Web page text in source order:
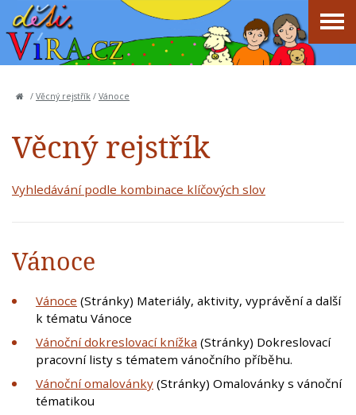
/ Věcný rejstřík / Vánoce
Věcný rejstřík
Vyhledávání podle kombinace klíčových slov
Vánoce
Vánoce (Stránky) Materiály, aktivity, vyprávění a další
k tématu Vánoce
Vánoční dokreslovací knížka (Stránky) Dokreslovací
pracovní listy s tématem vánočního příběhu.
Vánoční omalovánky (Stránky) Omalovánky s vánoční
tématikou